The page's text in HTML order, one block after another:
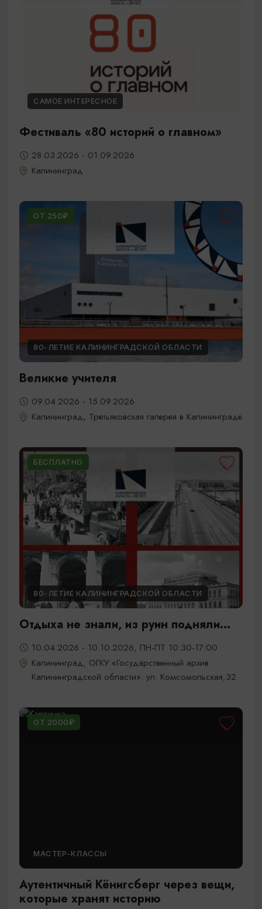
САМОЕ ИНТЕРЕСНОЕ
Фестиваль «80 историй о главном»
28.03.2026 - 01.09.2026
Калининград
ОТ 250₽
80-ЛЕТИЕ КАЛИНИНГРАДСКОЙ ОБЛАСТИ
Великие учителя
09.04.2026 - 15.09.2026
Калининград, Третьяковская галерея в Калининграде
БЕСПЛАТНО
80-ЛЕТИЕ КАЛИНИНГРАДСКОЙ ОБЛАСТИ
Отдыха не знали, из руин подняли...
10.04.2026 - 10.10.2026, ПН-ПТ 10:30-17:00
Калининград, ОГКУ «Государственный архив
Калининградской области»: ул. Комсомольская,32.
ОТ 2000₽
МАСТЕР-КЛАССЫ
Аутентичный Кёнигсберг через вещи,
которые хранят историю